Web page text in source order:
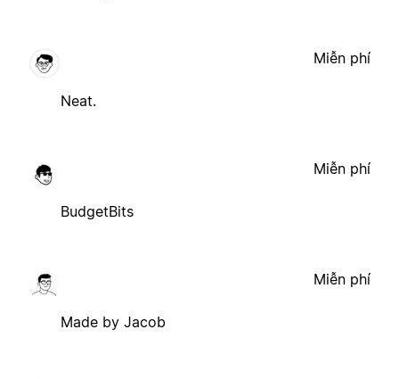
Neat.
Miễn phí
BudgetBits
Miễn phí
Made by Jacob
Miễn phí